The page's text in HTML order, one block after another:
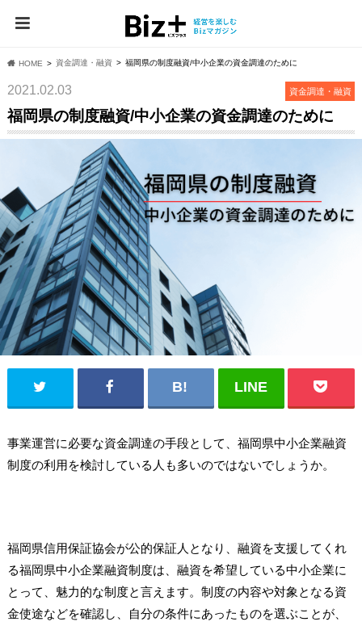
HOME 資⾦調達・融資 福岡県の制度融資/中小企業の資金調達のために
2021.02.03 資⾦調達・融資
福岡県の制度融資/中小企業の資金調達のために
事業運営に必要な資金調達の手段として、福岡県中小企業融資
制度の利用を検討している人も多いのではないでしょうか。
福岡県信用保証協会が公的保証人となり、融資を支援してくれ
る福岡県中小企業融資制度は、融資を希望している中小企業に
とって、魅力的な制度と言えます。制度の内容や対象となる資
金使途などを確認し、自分の条件にあったものを選ぶことが、